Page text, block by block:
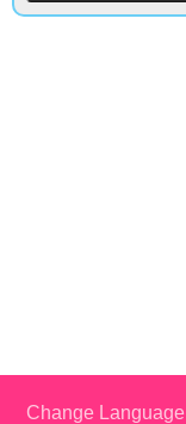
Change Language